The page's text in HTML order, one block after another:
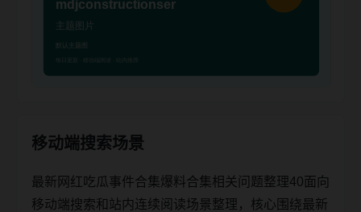
移动端搜索场景
最新网红吃瓜事件合集爆料合集相关问题整理40面向
移动端搜索和站内连续阅读场景整理，核心围绕最新